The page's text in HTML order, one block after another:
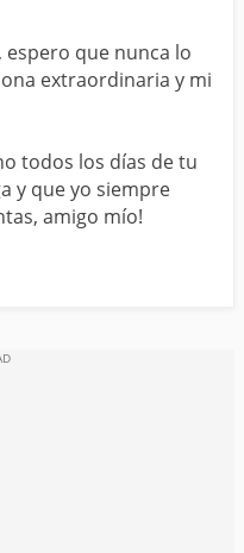
HOMBRE
CUÑADA
que nunca lo
extraordinaria y mi
todos los días de tu
y que yo siempre
amigo mío!